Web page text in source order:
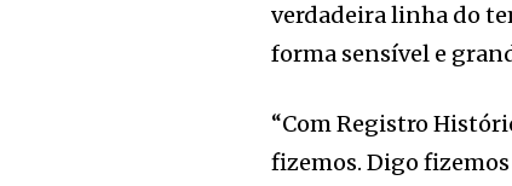
verdadeira linha do
forma sensível e
“Com Registro
fizemos. Digo